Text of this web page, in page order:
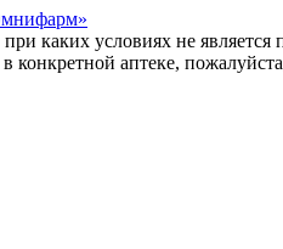
каких условиях не
аптеке,